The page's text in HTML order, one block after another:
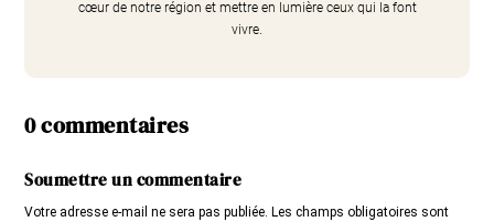
cœur de notre région et mettre en lumière ceux qui la font
vivre.
0 commentaires
Soumettre un commentaire
Votre adresse e-mail ne sera pas publiée. Les champs obligatoires sont